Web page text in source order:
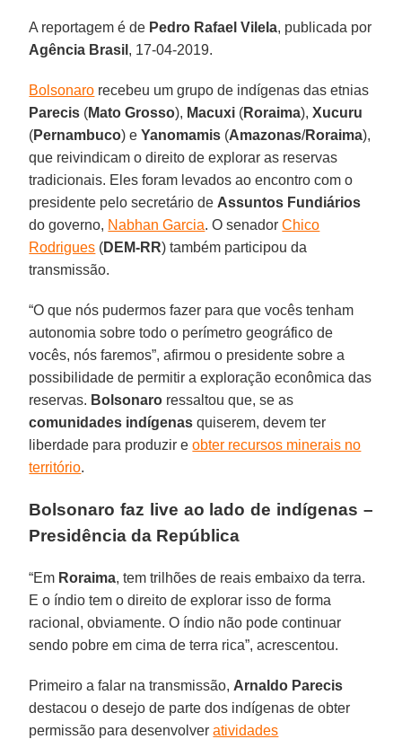
A reportagem é de Pedro Rafael Vilela, publicada por
Agência Brasil , 17-04-2019.
Bolsonaro recebeu um grupo de indígenas das etnias
Parecis (Mato Grosso), Macuxi (Roraima),Xucuru
(Pernambuco) eYanomamis (Amazonas/Roraima),
que reivindicam o direito de explorar as reservas
tradicionais. Eles foram levados ao encontro com o
presidente pelo secretário de Assuntos Fundiários
do governo, Nabhan Garcia. O senadorChico
Rodrigues (DEM-RR) também participou da
transmissão.
“O que nós pudermos fazer para que vocês tenham
autonomia sobre todo o perímetro geográfico de
vocês, nós faremos”, afirmou o presidente sobre a
possibilidade de permitir a exploração econômica das
reservas. Bolsonaro ressaltou que, se as
comunidades indígenas quiserem, devem ter
liberdade para produzir eobter recursos minerais no
território.
Bolsonaro faz live ao lado de indígenas –
Presidência da República
“Em Roraima, tem trilhões de reais embaixo da terra.
E o índio tem o direito de explorar isso de forma
racional, obviamente. O índio não pode continuar
sendo pobre em cima de terra rica”, acrescentou.
Primeiro a falar na transmissão, Arnaldo Parecis
destacou o desejo de parte dos indígenas de obter
permissão para desenvolveratividades